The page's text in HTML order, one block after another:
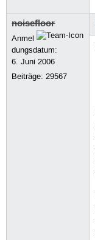
noisefloor
Anmel
dungsdatum:
6. Juni 2006
Beiträge:29567